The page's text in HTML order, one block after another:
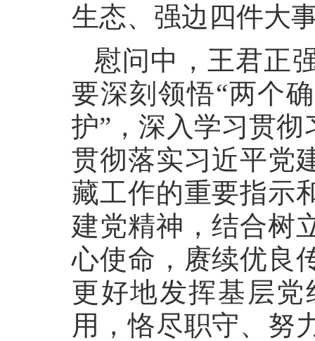
生态、强边四件大
慰问中，王君正
要深刻领悟“两个
护”，深入学习贯
贯彻落实习近平党
藏工作的重要指示
建党精神，结合树
心使命，赓续优良
更好地发挥基层
用，恪尽职守、努